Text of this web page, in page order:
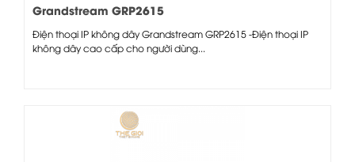
Grandstream GRP2615
Điện thoại IP không dây Grandstream GRP2615 -Điện thoại IP
không dây cao cấp cho người dùng...